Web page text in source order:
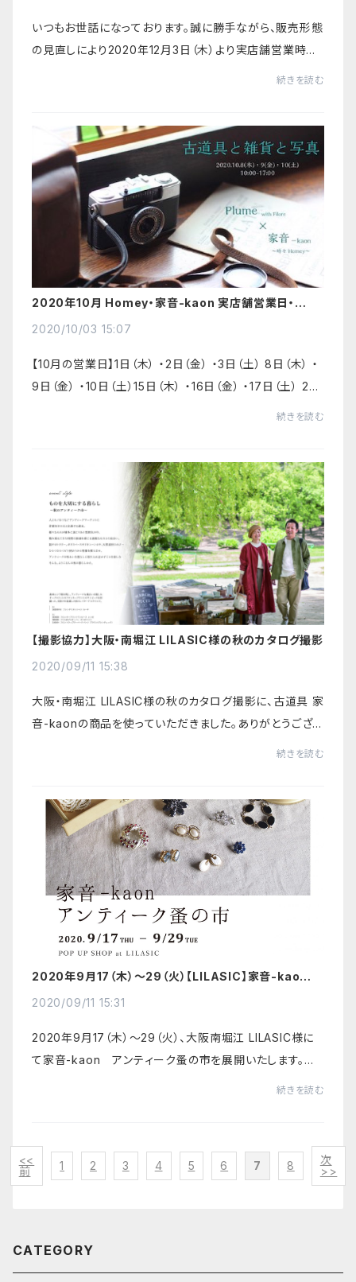
いつもお世話になっております。誠に勝手ながら、販売形態
の見直しにより2020年12月3日（木）より実店舗営業時間
続きを読む
2020年10月 Homey・家音-kaon 実店舗営業日・イベ
2020/10/03 15:07
【10月の営業日】1日（木） ・2日（金） ・3日（土） 8日（木） ・
9日（金） ・10日（土）15日（木） ・16日（金） ・17日（土） 22
続きを読む
【撮影協力】大阪・南堀江 LILASIC様の秋のカタログ撮影
2020/09/11 15:38
大阪・南堀江 LILASIC様の秋のカタログ撮影に、古道具 家
音-kaonの商品を使っていただきました。ありがとうござい
続きを読む
2020年9月17（木）～29（火）【LILASIC】家音-kaon
2020/09/11 15:31
2020年9月17（木）～29（火）、大阪南堀江 LILASIC様に
て家音-kaon アンティーク蚤の市を展開いたします。大
続きを読む
<<
前
1 2 3 4 5 6 7 8
次
>>
CATEGORY